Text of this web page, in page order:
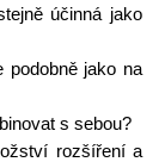
účinná jako
podobně jako na
s sebou?
rozšíření a